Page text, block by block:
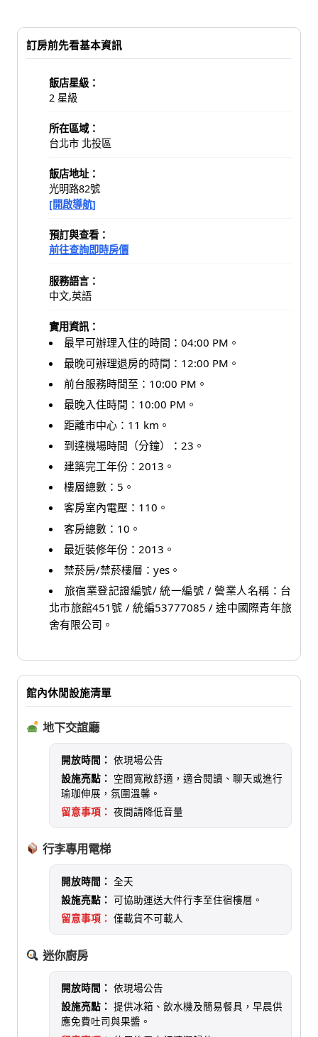
訂房前先看基本資訊
飯店星級：
2 星級
所在區域：
台北市 北投區
飯店地址：
光明路82號
[開啟導航]
預訂與查看：
前往查詢即時房價
服務語言：
中文,英語
實用資訊：
最早可辦理入住的時間：04:00 PM。
最晚可辦理退房的時間：12:00 PM。
前台服務時間至：10:00 PM。
最晚入住時間：10:00 PM。
距離市中心：11 km。
到達機場時間（分鐘）：23。
建築完工年份：2013。
樓層總數：5。
客房室內電壓：110。
客房總數：10。
最近裝修年份：2013。
禁菸房/禁菸樓層：yes。
旅宿業登記證編號/ 統一編號 / 營業人名稱：台
北市旅館451號 / 統編53777085 / 途中國際青年旅
舍有限公司。
館內休閒設施清單
地下交誼廳
開放時間： 依現場公告
設施亮點： 空間寬敞舒適，適合閱讀、聊天或進行
瑜珈伸展，氛圍溫馨。
留意事項： 夜間請降低音量
行李專用電梯
開放時間： 全天
設施亮點： 可協助運送大件行李至住宿樓層。
留意事項： 僅載貨不可載人
迷你廚房
開放時間： 依現場公告
設施亮點： 提供冰箱、飲水機及簡易餐具，早晨供
應免費吐司與果醬。